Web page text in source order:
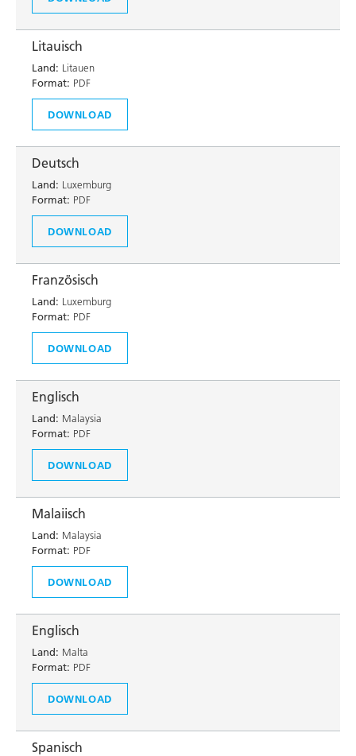
Litauisch
Land: Litauen
Format: PDF
DOWNLOAD
Deutsch
Land: Luxemburg
Format: PDF
DOWNLOAD
Französisch
Land: Luxemburg
Format: PDF
DOWNLOAD
Englisch
Land: Malaysia
Format: PDF
DOWNLOAD
Malaiisch
Land: Malaysia
Format: PDF
DOWNLOAD
Englisch
Land: Malta
Format: PDF
DOWNLOAD
Spanisch